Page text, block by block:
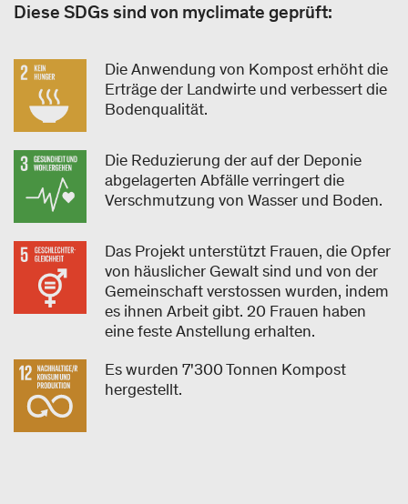
Diese SDGs sind von myclimate geprüft:
Die Anwendung von Kompost erhöht die
Erträge der Landwirte und verbessert die
Bodenqualität.
Die Reduzierung der auf der Deponie
abgelagerten Abfälle verringert die
Verschmutzung von Wasser und Boden.
Das Projekt unterstützt Frauen, die Opfer
von häuslicher Gewalt sind und von der
Gemeinschaft verstossen wurden, indem
es ihnen Arbeit gibt. 20 Frauen haben
eine feste Anstellung erhalten.
Es wurden 7'300 Tonnen Kompost
hergestellt.